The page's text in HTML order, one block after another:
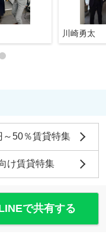
川崎勇太
～50％賃貸特集
け賃貸特集
で共有する